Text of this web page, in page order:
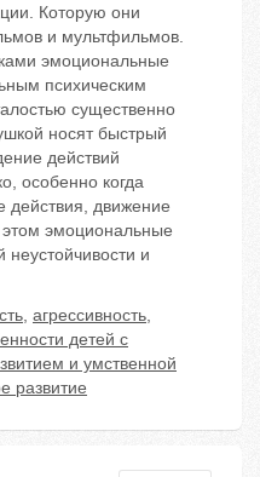
Которую они
и мультфильмов.
эмоциональные
психическим
существенно
носят быстрый
действий
особенно когда
действия, движение
эмоциональные
неустойчивости и
, агрессивность,
детей с
и умственной
развитие